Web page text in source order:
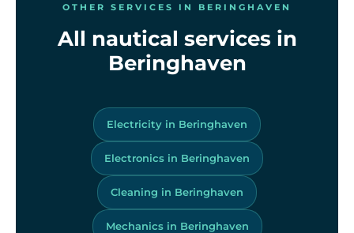
OTHER SERVICES IN BERINGHAVEN
All nautical services in
Beringhaven
Electricity in Beringhaven
Electronics in Beringhaven
Cleaning in Beringhaven
Mechanics in Beringhaven